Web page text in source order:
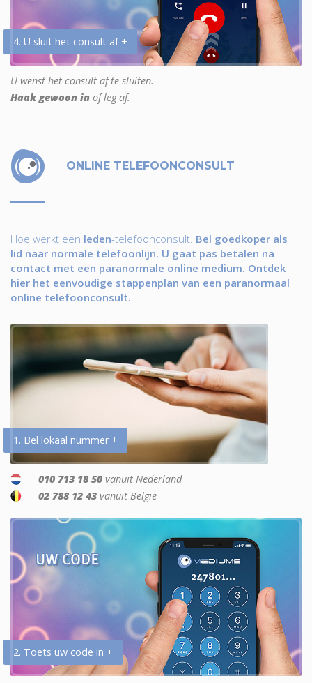
4. U sluit het consult af +
U wenst het consult af te sluiten.
Haak gewoon in of leg af.
ONLINE TELEFOONCONSULT
Hoe werkt een leden-telefoonconsult. Bel goedkoper als
lid naar normale telefoonlijn. U gaat pas betalen na
contact met een paranormale online medium. Ontdek
hier het eenvoudige stappenplan van een paranormaal
online telefoonconsult.
1. Bel lokaal nummer +
010 713 18 50 vanuit Nederland
02 788 12 43 vanuit België
2. Toets uw code in +